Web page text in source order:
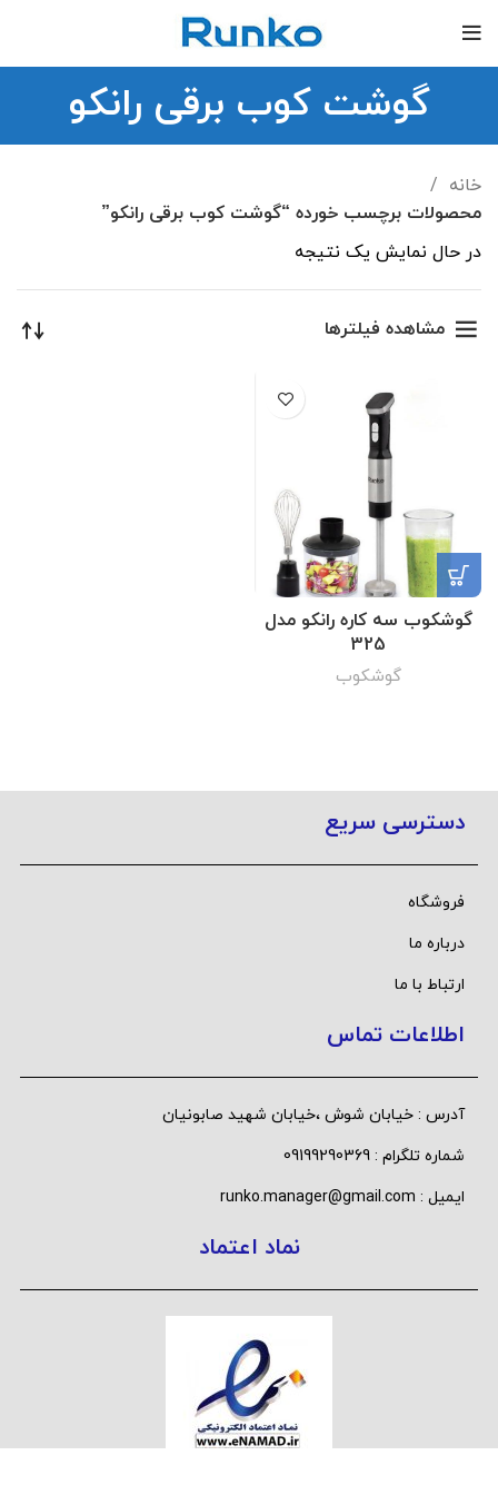
گوشت کوب برقی رانکو
خانه
محصولات برچسب خورده “گوشت کوب برقی رانکو”
در حال نمایش یک نتیجه
مشاهده فیلترها
گوشکوب سه کاره رانکو مدل
325
گوشکوب
دسترسی سریع
فروشگاه
درباره ما
ارتباط با ما
اطلاعات تماس
آدرس : خیابان شوش ،خیابان شهید صابونیان
شماره تلگرام : 09199290369
ایمیل : runko.manager@gmail.com
نماد اعتماد